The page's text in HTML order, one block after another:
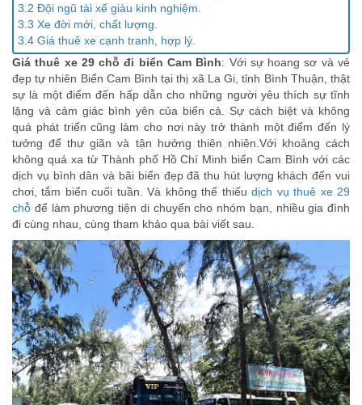
3.2 Đội ngũ tài xế giàu kinh nghiệm.
3.3 Xe đời mới, chất lượng.
3.4 Giá thuê xe cạnh tranh, hợp lý.
Giá thuê xe 29 chỗ đi biển Cam Bình: Với sự hoang sơ và vẻ
đẹp tự nhiên Biển Cam Bình tại thị xã La Gi, tỉnh Bình Thuận, thật
sự là một điểm đến hấp dẫn cho những người yêu thích sự tĩnh
lặng và cảm giác bình yên của biển cả. Sự cách biệt và không
quá phát triển cũng làm cho nơi này trở thành một điểm đến lý
tưởng để thư giãn và tận hưởng thiên nhiên.Với khoảng cách
không quá xa từ Thành phố Hồ Chí Minh biển Cam Bình với các
dịch vụ bình dân và bãi biển đẹp đã thu hút lượng khách đến vui
chơi, tắm biển cuối tuần. Và không thể thiếudịch vụ thuê xe 29
chỗ để làm phương tiện di chuyển cho nhóm bạn, nhiều gia đình
đi cùng nhau, cùng tham khảo qua bài viết sau.